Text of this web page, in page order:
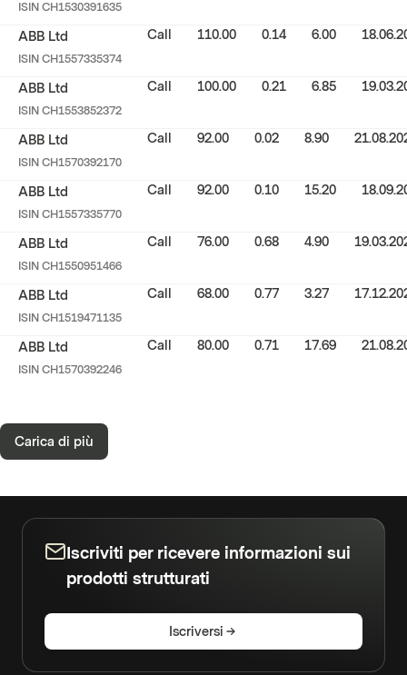
ISIN CH1530391635
ABB Ltd
ISIN CH1557335374
Call 110.00 0.14 6.00
ABB Ltd
ISIN CH1553852372
Call 100.00 0.21 6.85
ABB Ltd
ISIN CH1570392170
Call 92.00 0.02 8.90
ABB Ltd
ISIN CH1557335770
Call 92.00 0.10 15.20
ABB Ltd
ISIN CH1550951466
Call 76.00 0.68 4.90
ABB Ltd
ISIN CH1519471135
Call 68.00 0.77 3.27
ABB Ltd
ISIN CH1570392246
Call 80.00 0.71 17.69
Carica di più
Iscriviti per ricevere informazioni sui
prodotti strutturati
Iscriversi